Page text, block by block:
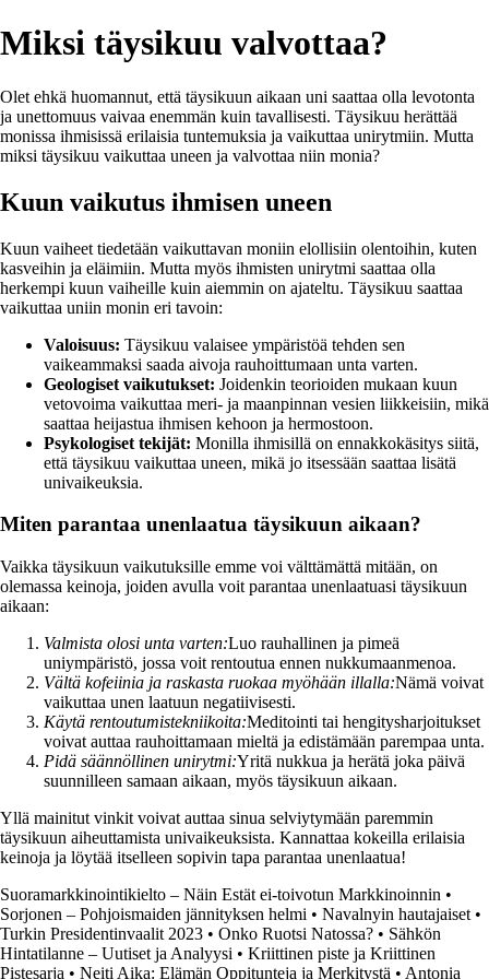
Miksi täysikuu valvottaa?
Olet ehkä huomannut, että täysikuun aikaan uni saattaa olla levotonta
ja unettomuus vaivaa enemmän kuin tavallisesti. Täysikuu herättää
monissa ihmisissä erilaisia tuntemuksia ja vaikuttaa unirytmiin. Mutta
miksi täysikuu vaikuttaa uneen ja valvottaa niin monia?
Kuun vaikutus ihmisen uneen
Kuun vaiheet tiedetään vaikuttavan moniin elollisiin olentoihin, kuten
kasveihin ja eläimiin. Mutta myös ihmisten unirytmi saattaa olla
herkempi kuun vaiheille kuin aiemmin on ajateltu. Täysikuu saattaa
vaikuttaa uniin monin eri tavoin:
Valoisuus: Täysikuu valaisee ympäristöä tehden sen
vaikeammaksi saada aivoja rauhoittumaan unta varten.
Geologiset vaikutukset: Joidenkin teorioiden mukaan kuun
vetovoima vaikuttaa meri- ja maanpinnan vesien liikkeisiin, mikä
saattaa heijastua ihmisen kehoon ja hermostoon.
Psykologiset tekijät: Monilla ihmisillä on ennakkokäsitys siitä,
että täysikuu vaikuttaa uneen, mikä jo itsessään saattaa lisätä
univaikeuksia.
Miten parantaa unenlaatua täysikuun aikaan?
Vaikka täysikuun vaikutuksille emme voi välttämättä mitään, on
olemassa keinoja, joiden avulla voit parantaa unenlaatuasi täysikuun
aikaan:
Valmista olosi unta varten:Luo rauhallinen ja pimeä
uniympäristö, jossa voit rentoutua ennen nukkumaanmenoa.
Vältä kofeiinia ja raskasta ruokaa myöhään illalla:Nämä voivat
vaikuttaa unen laatuun negatiivisesti.
Käytä rentoutumistekniikoita:Meditointi tai hengitysharjoitukset
voivat auttaa rauhoittamaan mieltä ja edistämään parempaa unta.
Pidä säännöllinen unirytmi:Yritä nukkua ja herätä joka päivä
suunnilleen samaan aikaan, myös täysikuun aikaan.
Yllä mainitut vinkit voivat auttaa sinua selviytymään paremmin
täysikuun aiheuttamista univaikeuksista. Kannattaa kokeilla erilaisia
keinoja ja löytää itselleen sopivin tapa parantaa unenlaatua!
Suoramarkkinointikielto – Näin Estät ei-toivotun Markkinoinnin •
Sorjonen – Pohjoismaiden jännityksen helmi • Navalnyin hautajaiset •
Turkin Presidentinvaalit 2023 • Onko Ruotsi Natossa? • Sähkön
Hintatilanne – Uutiset ja Analyysi • Kriittinen piste ja Kriittinen
Pistesarja • Neiti Aika: Elämän Oppitunteja ja Merkitystä • Antonia